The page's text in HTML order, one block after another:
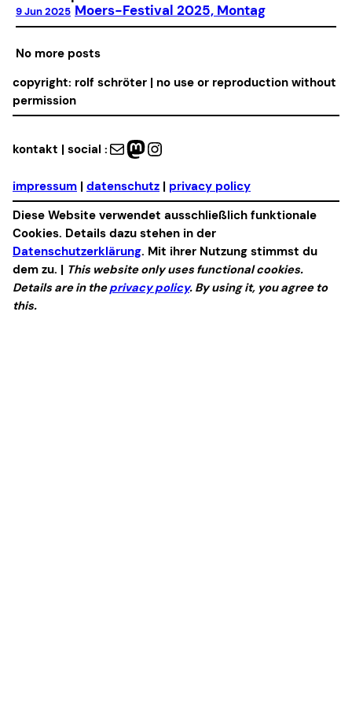
9 Jun 2025 Moers-Festival 2025, Montag
No more posts
copyright: rolf schröter | no use or reproduction without
permission
kontakt | social : Mail Mastodon Instagram
impressum | datenschutz | privacy policy
Diese Website verwendet ausschließlich funktionale
Cookies. Details dazu stehen in der
Datenschutzerklärung. Mit ihrer Nutzung stimmst du
dem zu. | This website only uses functional cookies.
Details are in theprivacy policy. By using it, you agree to
this.